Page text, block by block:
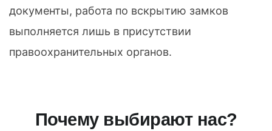
документы, работа по вскрытию замков
выполняется лишь в присутствии
правоохранительных органов.
Почему выбирают нас?